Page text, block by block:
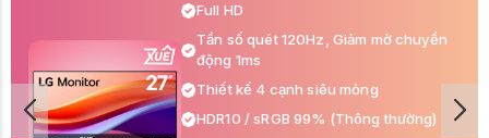
Full HD
Tần số quét 120Hz, Giảm mờ chuyển
động 1ms
Thiết kế 4 cạnh siêu mỏng
HDR10 / sRGB 99% (Thông thường)